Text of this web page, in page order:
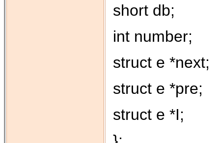
short db;
int number;
struct e *next;
struct e *pre;
struct e *I;